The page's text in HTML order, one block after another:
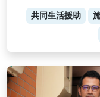
共同生活援助